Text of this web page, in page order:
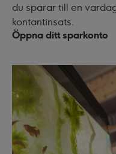
du sparar till en
kontantinsats.
Öppna ditt sparkonto